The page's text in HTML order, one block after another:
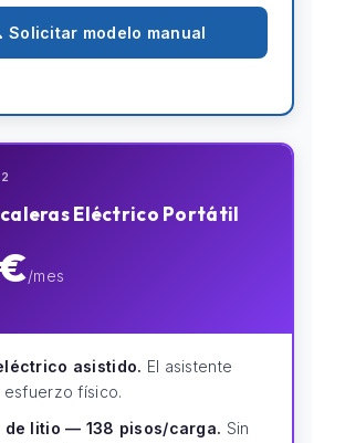
Solicitar modelo manual
Eléctrico Portátil
/mes
asistido. El asistente
esfuerzo físico.
de litio — 138 pisos/carga. Sin